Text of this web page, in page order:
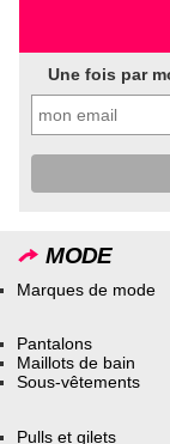
Une fois par
MODE
Marques de mode
Pantalons
Maillots de bain
Sous-vêtements
Pulls et gilets